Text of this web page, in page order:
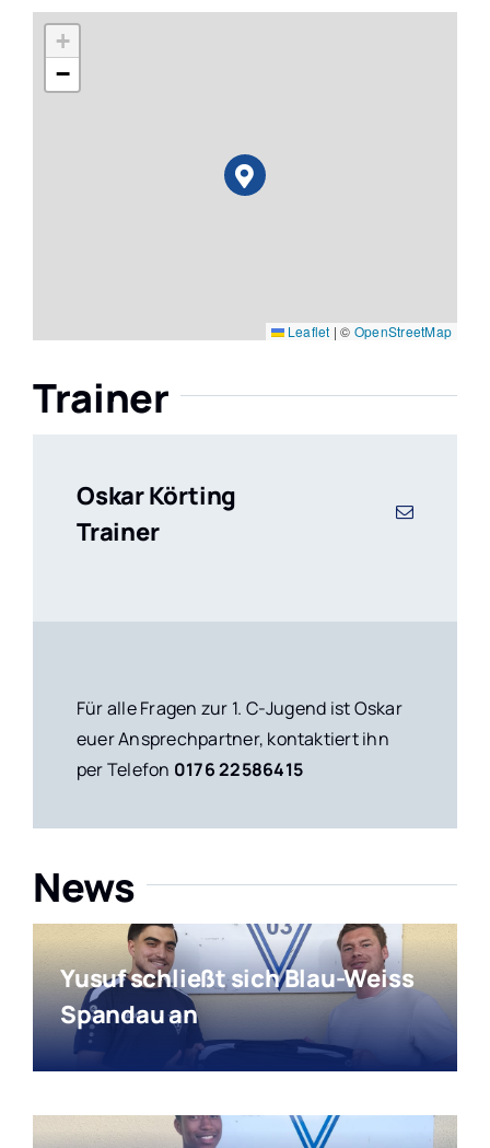
+
−
Leaflet | © OpenStreetMap
Trainer
Oskar Körting
Trainer
Für alle Fragen zur 1. C-Jugend ist Oskar
euer Ansprechpartner, kontaktiert ihn
per Telefon 0176 22586415
News
Yusuf schließt sich Blau-Weiss
Spandau an